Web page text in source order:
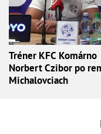
Tréner KFC Komárno
Norbert Czibor po
Michalovciach